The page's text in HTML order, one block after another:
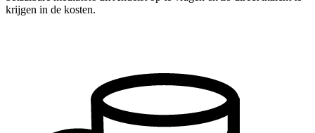
krijgen in de kosten.